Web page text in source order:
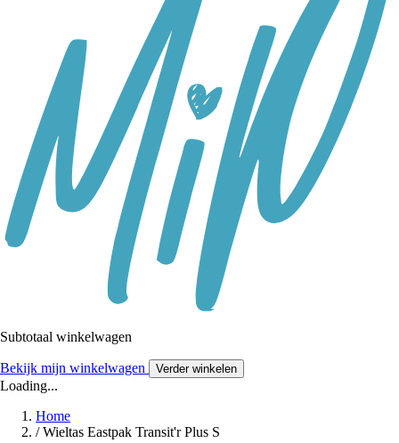
Subtotaal winkelwagen
Bekijk mijn winkelwagen Verder winkelen
Loading...
Home
/ Wieltas Eastpak Transit'r Plus S